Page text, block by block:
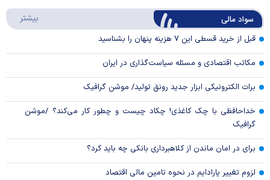
Video
سواد مالی بیشتر
قبل از خرید قسطی این ۷ هزینه پنهان را بشناسید
مکاتب اقتصادی و مسئله سیاست‌گذاری در ایران
برات الکترونیکی ابزار جدید رونق تولید/ موشن گرافیک
خداحافظی با چک کاغذی! چکاد چیست و چطور کار می‌کند؟ /موشن
گرافیک
برای در امان ماندن از کلاهبرداری بانکی چه باید کرد؟
لزوم تغییر پارادایم در نحوه تامین مالی اقتصاد